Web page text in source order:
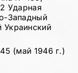
Ударная
Западный
Украинский
(май 1946 г.)